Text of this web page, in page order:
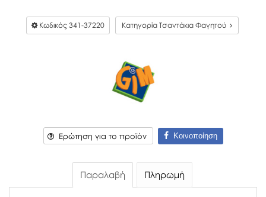
Κωδικός 341-37220 Κατηγορία Τσαντάκια Φαγητού
Ερώτηση για το προϊόν Κοινοποίηση
Παραλαβή Πληρωμή